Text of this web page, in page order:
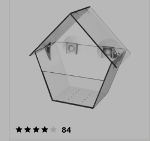
84recensioner
4.0 av 5 stjärnor